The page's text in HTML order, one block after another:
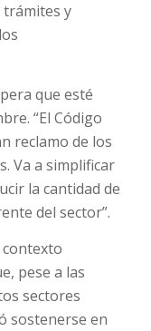
trámites y
que esté
“El Código
reclamo de los
Va a simplificar
la cantidad de
del sector”.
pese a las
sectores
sostenerse en